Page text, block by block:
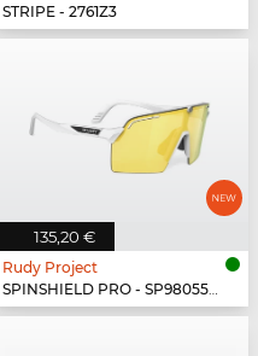
STRIPE - 2761Z3
135,20 €
Rudy Project
SPINSHIELD PRO - SP980558-N000